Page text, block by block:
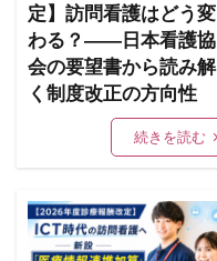
定】訪問看護はどう変
わる？――日本看護協
会の要望書から読み解
く制度改正の方向性
続きを読む